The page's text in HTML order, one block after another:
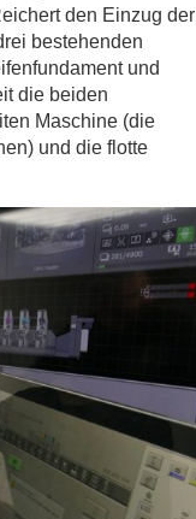
den Einzug der
bestehenden
und
die beiden
Maschine (die
und die flotte